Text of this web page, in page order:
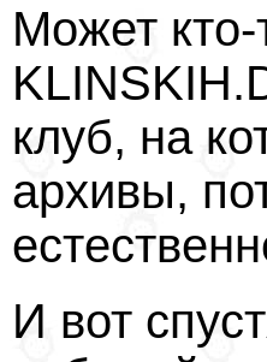
Может кто-
клуб, на
архивы,
И вот